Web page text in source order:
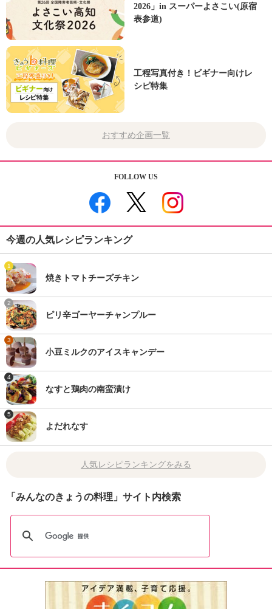
2026」in スーパーよさこい(原宿
表参道)
工程写真付き！ビギナー向けレ
シピ特集
おすすめ企画一覧
FOLLOW US
今週の人気レシピランキング
1
焼きトマトチーズチキン
2
ピリ辛ゴーヤーチャンプルー
3
小豆ミルクのアイスキャンデー
4
なすと鶏肉の南蛮漬け
5
よだれなす
人気レシピランキングをみる
「みんなのきょうの料理」サイト内検索